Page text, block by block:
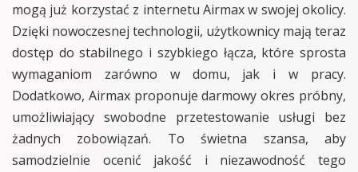
mogą już korzystać z internetu Airmax w swojej okolicy.
Dzięki nowoczesnej technologii, użytkownicy mają teraz
dostęp do stabilnego i szybkiego łącza, które sprosta
wymaganiom zarówno w domu, jak i w pracy.
Dodatkowo, Airmax proponuje darmowy okres próbny,
umożliwiający swobodne przetestowanie usługi bez
żadnych zobowiązań. To świetna szansa, aby
samodzielnie ocenić jakość i niezawodność tego